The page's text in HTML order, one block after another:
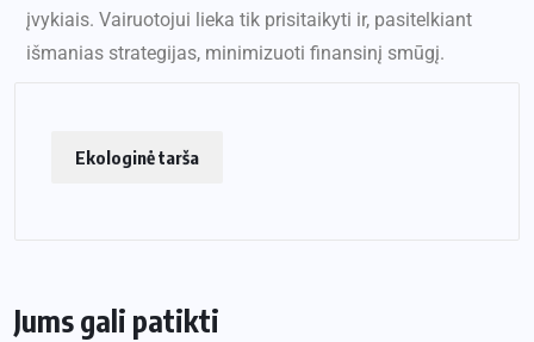
įvykiais. Vairuotojui lieka tik prisitaikyti ir, pasitelkiant
išmanias strategijas, minimizuoti finansinį smūgį.
Ekologinė tarša
Jums gali patikti